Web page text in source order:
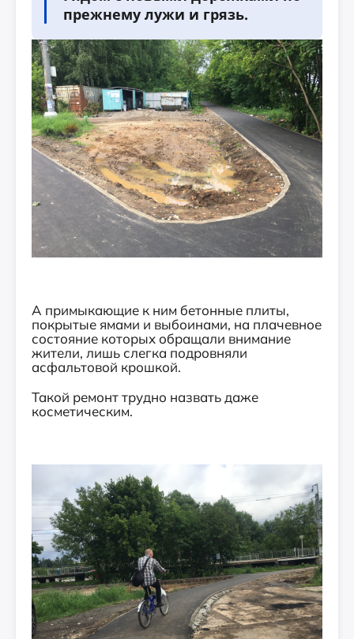
прежнему лужи и грязь.
А примыкающие к ним бетонные плиты,
покрытые ямами и выбоинами, на плачевное
состояние которых обращали внимание
жители, лишь слегка подровняли
асфальтовой крошкой.
Такой ремонт трудно назвать даже
косметическим.